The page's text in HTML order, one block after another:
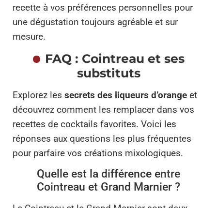
recette à vos préférences personnelles pour
une dégustation toujours agréable et sur
mesure.
FAQ : Cointreau et ses
substituts
Explorez les secrets des liqueurs d’orange et
découvrez comment les remplacer dans vos
recettes de cocktails favorites. Voici les
réponses aux questions les plus fréquentes
pour parfaire vos créations mixologiques.
Quelle est la différence entre
Cointreau et Grand Marnier ?